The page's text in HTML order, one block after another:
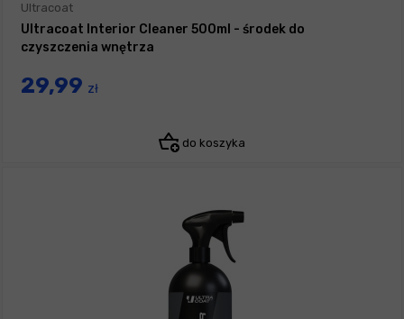
Ultracoat
Ultracoat Interior Cleaner 500ml - środek do
czyszczenia wnętrza
29,99 zł
do koszyka